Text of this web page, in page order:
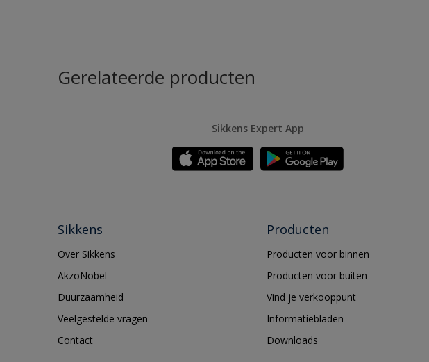
Gerelateerde producten
Sikkens Expert App
Sikkens
Over Sikkens
AkzoNobel
Duurzaamheid
Veelgestelde vragen
Contact
Producten
Producten voor binnen
Producten voor buiten
Vind je verkooppunt
Informatiebladen
Downloads